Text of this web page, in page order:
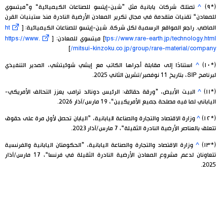
(*٩) ^تمتلك شركات يابانية مثل ”شين-إيتسو للصناعات الكيميائية“ و”ميتسوي
للمعادن“ تقنيات متقدمة في مجال تكرير المعادن الأرضية النادرة منذ ستينيات القرن
الماضي. راجع المواقع الرسمية لكل شركة. شين-إيتسو للصناعات الكيميائية: [
ht
tps://www.rare-earth.jp/technology.html] ميتسوي للمعادن: [
https://www.
mitsui-kinzoku.co.jp/group/rare-material/company/
]
(*١٠) ^ استنادًا إلى مقابلة أجراها الكاتب مع إيشي شوئيتشي، المدير التنفيذي
لبرنامج SIP، بتاريخ 11 نوفمبر/تشرين الثاني 2025.
(*١١) ^ البيت الأبيض، ”ورقة حقائق: الرئيس دونالد ترامب يعزز التحالف الأمريكي-
الياباني لما فيه مصلحة جميع الأمريكيين“، 19 مارس/آذار 2026.
(*١٢) ^ وزارة الاقتصاد والتجارة والصناعة اليابانية، ”اليابان تحصل لأول مرة على حقوق
تتعلق بالعناصر الأرضية النادرة الثقيلة“، 7 مارس/آذار 2023.
(*١٣) ^ وزارة الاقتصاد والتجارة والصناعة اليابانية، ”الحكومتان اليابانية والفرنسية
تتعاونان لدعم مشروع المعادن الأرضية النادرة الثقيلة في فرنسا“، 17 مارس/آذار
2025.